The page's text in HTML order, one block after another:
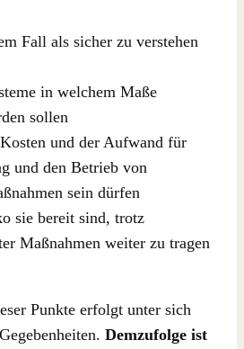
Fall als sicher zu verstehen
in welchem Maße
sollen
und der Aufwand für
und den Betrieb von
sein dürfen
sie bereit sind, trotz
Maßnahmen weiter zu tragen
Punkte erfolgt unter sich
Demzufolge ist